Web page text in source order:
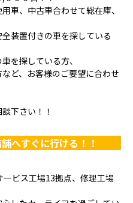
車、中古車合わせて総在庫、
装置付きの車を探している
を探している方、
ど、お客様のご要望に合わせ
下さい！！
へすぐに行ける！！
ビス工場13拠点、修理工場